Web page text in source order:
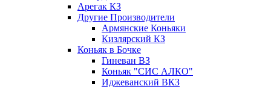
Арегак КЗ
Другие Производители
Армянские Коньяки
Кизлярский КЗ
Коньяк в Бочке
Гиневан ВЗ
Коньяк "СИС АЛКО"
Иджеванский ВКЗ